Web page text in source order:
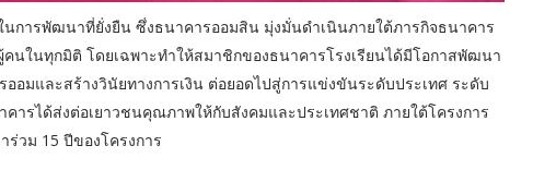
การพัฒนาที่ยั่งยืน ซึ่งธนาคารออมสิน มุ่งมั่นดำเนินภายใต้ภารกิจธนาคาร
คนในทุกมิติ โดยเฉพาะทำให้สมาชิกของธนาคารโรงเรียนได้มีโอกาสพัฒนา
อมและสร้างวินัยทางการเงิน ต่อยอดไปสู่การแข่งขันระดับประเทศ ระดับ
รได้ส่งต่อเยาวชนคุณภาพให้กับสังคมและประเทศชาติ ภายใต้โครงการ
วม 15 ปีของโครงการ